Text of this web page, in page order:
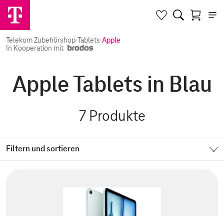
Telekom Zubehörshop·Tablets·Apple
In Kooperation mit
Apple Tablets in Blau
7 Produkte
Filtern und sortieren